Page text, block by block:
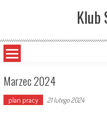
Klub
Marzec 2024
plan pracy 21 lutego 2024